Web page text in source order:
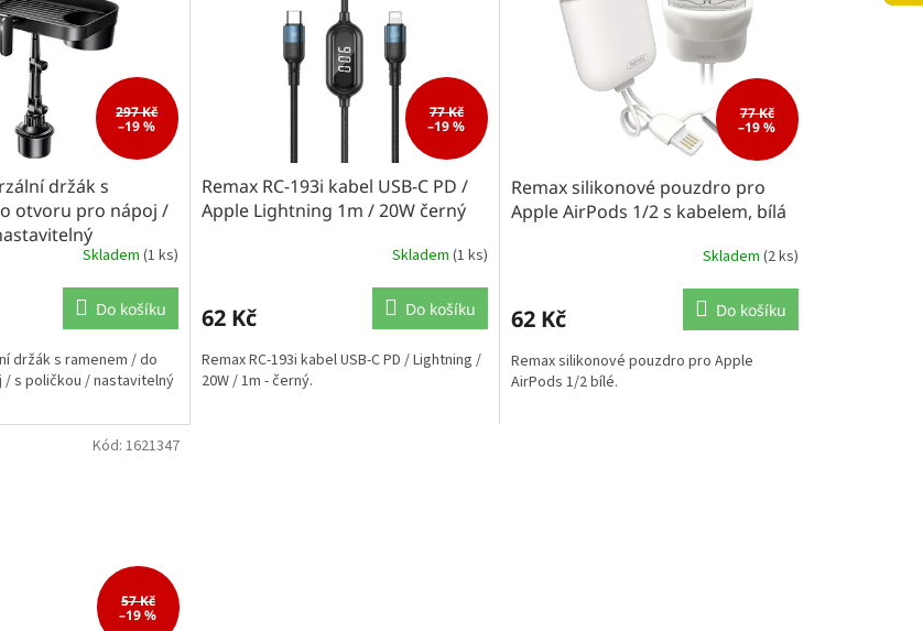
297 Kč
–19 %
držák s
otvoru pro nápoj /
Skladem (1 ks)
Do košíku
držák s ramenem / do
s poličkou / nastavitelný
77 Kč
–19 %
Remax RC-193i kabel USB-C PD /
Apple Lightning 1m / 20W černý
Skladem (1 ks)
62 Kč Do košíku
Remax RC-193i kabel USB-C PD / Lightning /
20W / 1m - černý.
77 Kč
–19 %
Remax silikonové pouzdro pro
Apple AirPods 1/2 s kabelem, bílá
Skladem (2 ks)
62 Kč Do košíku
Remax silikonové pouzdro pro Apple
AirPods 1/2 bílé.
57 Kč
–19 %
Kód: 1621347